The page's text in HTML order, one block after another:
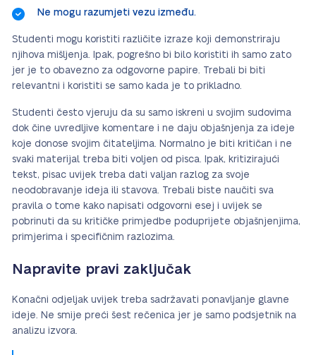
Ne mogu razumjeti vezu između.
Studenti mogu koristiti različite izraze koji demonstriraju
njihova mišljenja. Ipak, pogrešno bi bilo koristiti ih samo zato
jer je to obavezno za odgovorne papire. Trebali bi biti
relevantni i koristiti se samo kada je to prikladno.
Studenti često vjeruju da su samo iskreni u svojim sudovima
dok čine uvredljive komentare i ne daju objašnjenja za ideje
koje donose svojim čitateljima. Normalno je biti kritičan i ne
svaki materijal treba biti voljen od pisca. Ipak, kritizirajući
tekst, pisac uvijek treba dati valjan razlog za svoje
neodobravanje ideja ili stavova. Trebali biste naučiti sva
pravila o tome kako napisati odgovorni esej i uvijek se
pobrinuti da su kritičke primjedbe poduprijete objašnjenjima,
primjerima i specifičnim razlozima.
Napravite pravi zaključak
Konačni odjeljak uvijek treba sadržavati ponavljanje glavne
ideje. Ne smije preći šest rečenica jer je samo podsjetnik na
analizu izvora.